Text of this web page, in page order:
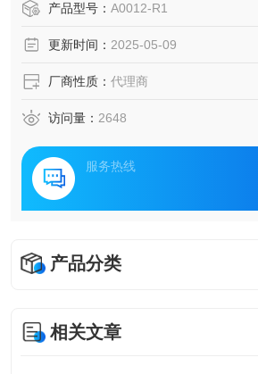
产品型号： A0012-R1
更新时间： 2025-05-09
厂商性质： 代理商
访问量： 2648
服务热线
产品分类
相关文章